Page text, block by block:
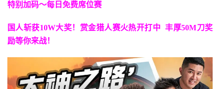
特别加码～每日免费席位赛
国人斩获10W大奖！ 赏金猎人赛火热开打中 丰厚50M刀奖
励等你来战！